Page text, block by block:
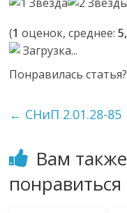
(1 оценок, среднее:
Загрузка...
Понравилась
← СНиП 2.01.28-85
Вам
понравиться